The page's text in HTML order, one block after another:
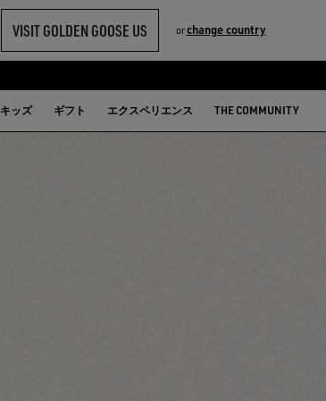
VISIT GOLDEN GOOSE US orchange country
キッズ ギフト エクスペリエンス THE COMMUNITY